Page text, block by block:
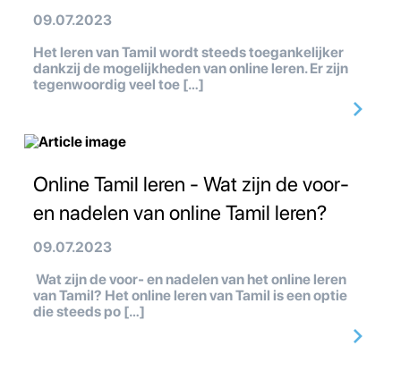
09.07.2023
Het leren van Tamil wordt steeds toegankelijker
dankzij de mogelijkheden van online leren. Er zijn
tegenwoordig veel toe […]
Online Tamil leren - Wat zijn de voor-
en nadelen van online Tamil leren?
09.07.2023
Wat zijn de voor- en nadelen van het online leren
van Tamil? Het online leren van Tamil is een optie
die steeds po […]